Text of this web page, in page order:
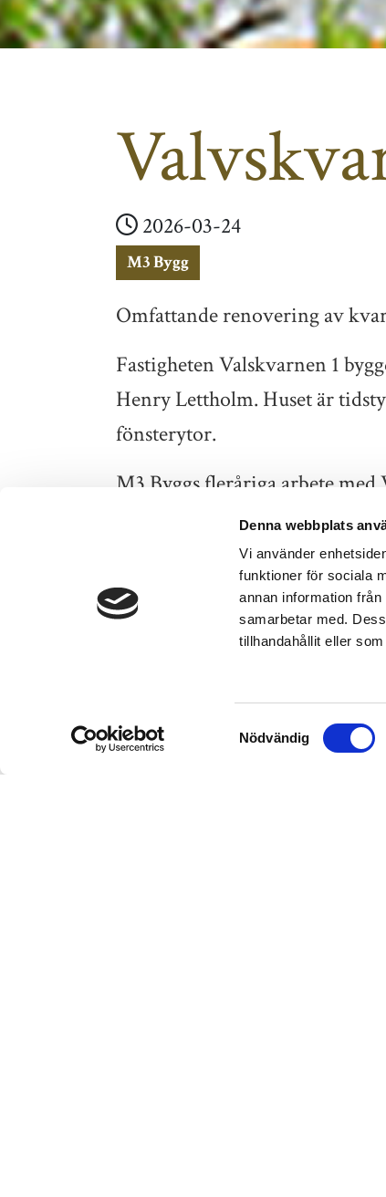
Denna webbplats
Vi använder
funktioner för sociala
annan information
samarbetar med.
tillhandahållit eller
Samtyckesval
Nödvändig
2026-03-24
M3 Bygg
Omfattande renovering av
Fastigheten Valskvarnen 1
Henry Lettholm. Huset är
fönsterytor.
M3 Byggs fleråriga arbete
uppdrag av Olov Lindgren
uppgraderingar och
Projektet omfattar totalt 11
bastur, förrådsutrymmen, två
Samtliga installationer inom